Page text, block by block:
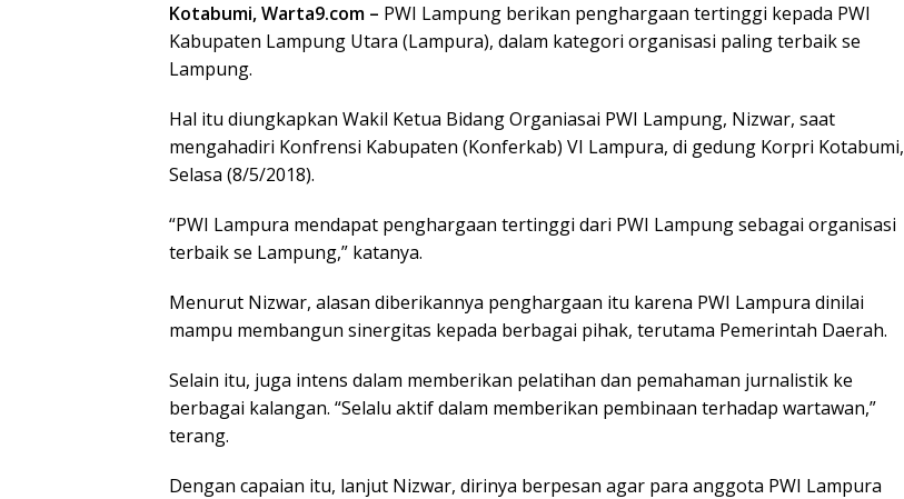
Kotabumi, Warta9.com – PWI Lampung berikan penghargaan tertinggi kepada PWI
Kabupaten Lampung Utara (Lampura), dalam kategori organisasi paling terbaik se
Lampung.
Hal itu diungkapkan Wakil Ketua Bidang Organiasai PWI Lampung, Nizwar, saat
mengahadiri Konfrensi Kabupaten (Konferkab) VI Lampura, di gedung Korpri Kotabumi,
Selasa (8/5/2018).
“PWI Lampura mendapat penghargaan tertinggi dari PWI Lampung sebagai organisasi
terbaik se Lampung,” katanya.
Menurut Nizwar, alasan diberikannya penghargaan itu karena PWI Lampura dinilai
mampu membangun sinergitas kepada berbagai pihak, terutama Pemerintah Daerah.
Selain itu, juga intens dalam memberikan pelatihan dan pemahaman jurnalistik ke
berbagai kalangan. “Selalu aktif dalam memberikan pembinaan terhadap wartawan,”
terang.
Dengan capaian itu, lanjut Nizwar, dirinya berpesan agar para anggota PWI Lampura